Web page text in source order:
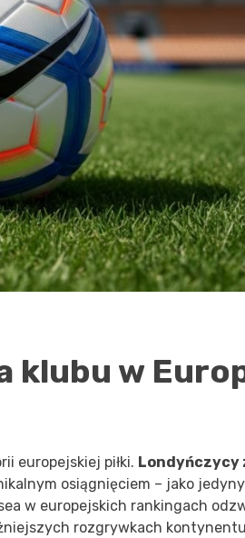
klubu w
europejskiej piłki. Londyńczycy
osiągnięciem – jako
w europejskich rankingach
rozgrywkach